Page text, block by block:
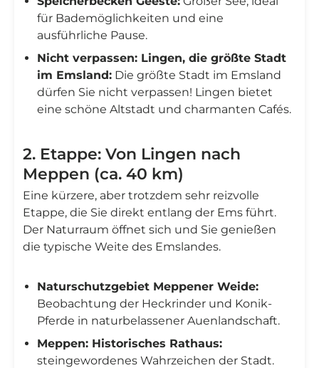
für Bademöglichkeiten und eine
ausführliche Pause.
Nicht verpassen: Lingen, die größte Stadt
im Emsland: Die größte Stadt im Emsland
dürfen Sie nicht verpassen! Lingen bietet
eine schöne Altstadt und charmanten Cafés.
2. Etappe: Von Lingen nach
Meppen (ca. 40 km)
Eine kürzere, aber trotzdem sehr reizvolle
Etappe, die Sie direkt entlang der Ems führt.
Der Naturraum öffnet sich und Sie genießen
die typische Weite des Emslandes.
Naturschutzgebiet Meppener Weide:
Beobachtung der Heckrinder und Konik-
Pferde in naturbelassener Auenlandschaft.
Meppen: Historisches Rathaus:
steingewordenes Wahrzeichen der Stadt.